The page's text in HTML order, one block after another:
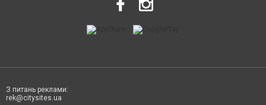
З питань реклами:
rek@citysites.ua